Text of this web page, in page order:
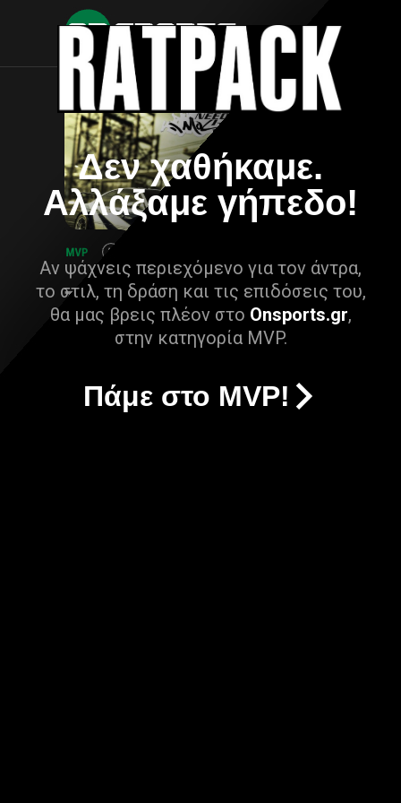
Δεν χαθήκαμε.
Αλλάξαμε γήπεδο!
Αν ψάχνεις περιεχόμενο για τον άντρα,
το στιλ, τη δράση και τις επιδόσεις του,
θα μας βρεις πλέον στο Onsports.gr,
στην κατηγορία MVP.
Πάμε στο MVP!